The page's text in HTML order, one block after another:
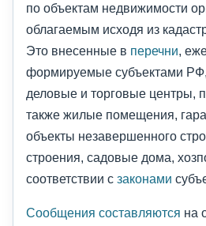
по объектам недвижимости
облагаемым исходя из
Это внесенные в перечни,
формируемые субъектами
деловые и торговые центры,
также жилые помещения,
объекты незавершенного
строения, садовые дома,
соответствии с законами
Сообщения составляются на